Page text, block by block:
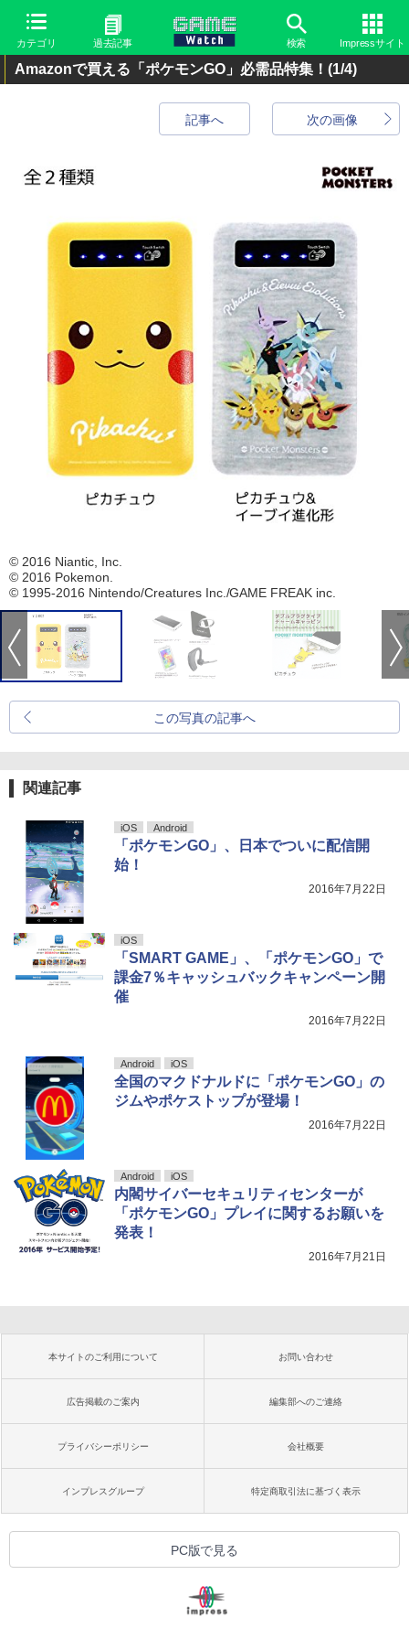
カテゴリ 過去記事 検索 Impressサイト
Amazonで買える「ポケモンGO」必需品特集！ (1/4)
次の画像
記事へ
© 2016 Niantic, Inc.
© 2016 Pokemon.
© 1995-2016 Nintendo/Creatures Inc./GAME FREAK inc.
この写真の記事へ
関連記事
iOS Android
「ポケモンGO」、日本でついに配信開
始！
2016年7月22日
iOS
「SMART GAME」、「ポケモンGO」で
課金7％キャッシュバックキャンペーン開
催
2016年7月22日
Android iOS
全国のマクドナルドに「ポケモンGO」の
ジムやポケストップが登場！
2016年7月22日
Android iOS
内閣サイバーセキュリティセンターが
「ポケモンGO」プレイに関するお願いを
発表！
2016年7月21日
本サイトのご利用について お問い合わせ
広告掲載のご案内 編集部へのご連絡
プライバシーポリシー 会社概要
インプレスグループ 特定商取引法に基づく表示
PC版で見る